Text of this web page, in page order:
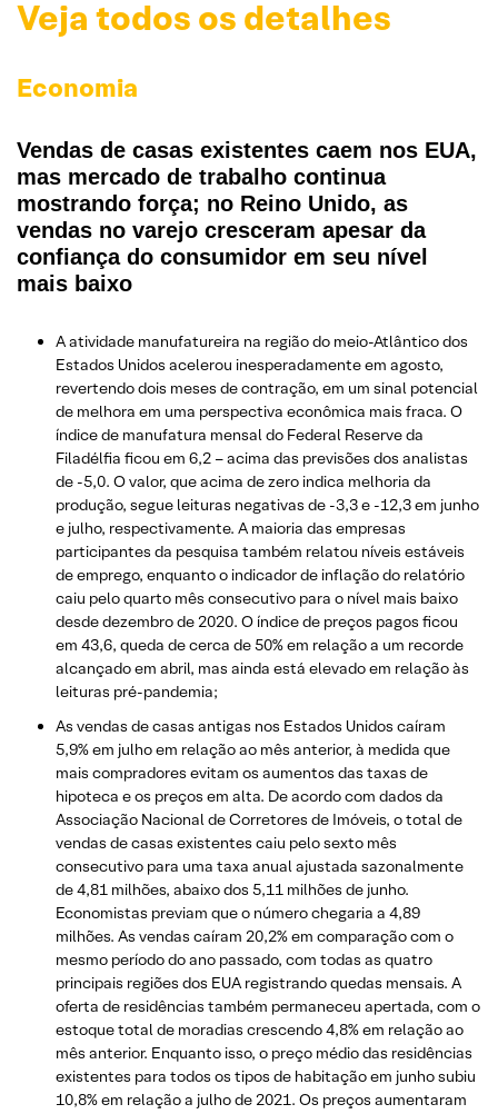
Veja todos os detalhes
Economia
Vendas de casas existentes caem nos EUA,
mas mercado de trabalho continua
mostrando força; no Reino Unido, as
vendas no varejo cresceram apesar da
confiança do consumidor em seu nível
mais baixo
A atividade manufatureira na região do meio-Atlântico dos
Estados Unidos acelerou inesperadamente em agosto,
revertendo dois meses de contração, em um sinal potencial
de melhora em uma perspectiva econômica mais fraca. O
índice de manufatura mensal do Federal Reserve da
Filadélfia ficou em 6,2 – acima das previsões dos analistas
de -5,0. O valor, que acima de zero indica melhoria da
produção, segue leituras negativas de -3,3 e -12,3 em junho
e julho, respectivamente. A maioria das empresas
participantes da pesquisa também relatou níveis estáveis ​​
de emprego, enquanto o indicador de inflação do relatório
caiu pelo quarto mês consecutivo para o nível mais baixo
desde dezembro de 2020. O índice de preços pagos ficou
em 43,6, queda de cerca de 50% em relação a um recorde
alcançado em abril, mas ainda está elevado em relação às
leituras pré-pandemia;
As vendas de casas antigas nos Estados Unidos caíram
5,9% em julho em relação ao mês anterior, à medida que
mais compradores evitam os aumentos das taxas de
hipoteca e os preços em alta. De acordo com dados da
Associação Nacional de Corretores de Imóveis, o total de
vendas de casas existentes caiu pelo sexto mês
consecutivo para uma taxa anual ajustada sazonalmente
de 4,81 milhões, abaixo dos 5,11 milhões de junho.
Economistas previam que o número chegaria a 4,89
milhões. As vendas caíram 20,2% em comparação com o
mesmo período do ano passado, com todas as quatro
principais regiões dos EUA registrando quedas mensais. A
oferta de residências também permaneceu apertada, com o
estoque total de moradias crescendo 4,8% em relação ao
mês anterior. Enquanto isso, o preço médio das residências
existentes para todos os tipos de habitação em junho subiu
10,8% em relação a julho de 2021. Os preços aumentaram